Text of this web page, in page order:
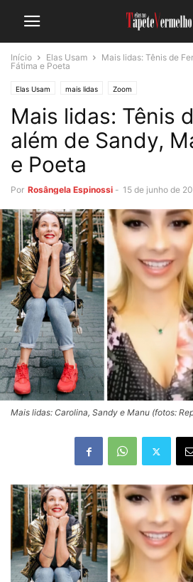
Início Elas Usam
Mais lidas: Tênis de
Fátima e Poeta
Elas Usam mais lidas Zoom
Mais lidas: Tênis
além de Sandy,
e Poeta
Por Rosângela Espinossi - 15 de junho de
Mais lidas: Carolina, Sandy e Manu (fotos: